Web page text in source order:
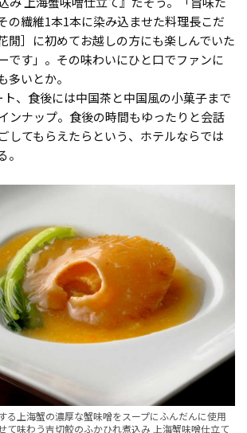
の繊維1本1本に染み込ませた料理長こだ
閒］に初めてお越しの方にも楽しんでいた
です」。その味わいにひと口でファンに
多いとか。
、食後には中国茶と中国風の小菓子まで
ンナップ。食後の時間もゆったりと会話
してもらえたらという、ホテルならでは
る上海蟹の濃厚な蟹味噌をスープにふんだんに使用
て味わう吉切鮫のふかひれ煮込み 上海蟹味噌仕立て